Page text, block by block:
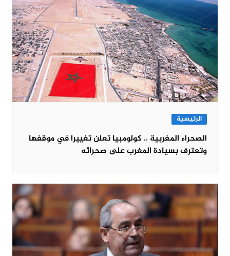
الرئيسية
الصحراء المغربية .. كولومبيا تعلن تغييرا في موقفها
وتعترف بسيادة المغرب على صحرائه